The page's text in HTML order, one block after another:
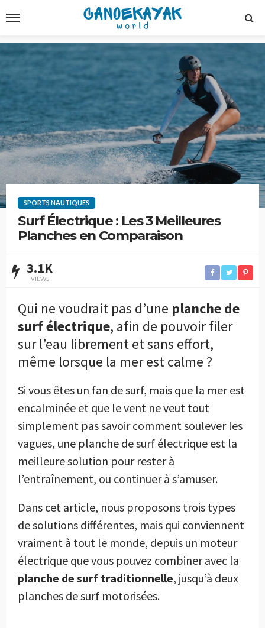
SPORTS NAUTIQUES
Surf Électrique : Les 3 Meilleures
Planches en Comparaison
3.1K
VIEWS
Qui ne voudrait pas d’une planche de
surf électrique, afin de pouvoir filer
sur l’eau librement et sans effort,
même lorsque la mer est calme ?
Si vous êtes un fan de surf, mais que la mer est
encalminée et que le vent ne veut tout
simplement pas savoir comment soulever les
vagues, une planche de surf électrique est la
meilleure solution pour rester à
l’entraînement, ou continuer à s’amuser.
Dans cet article, nous proposons trois types
de solutions différentes, mais qui conviennent
vraiment à tout le monde, depuis un moteur
électrique que vous pouvez combiner avec la
planche de surf traditionnelle, jusqu’à deux
planches de surf motorisées.